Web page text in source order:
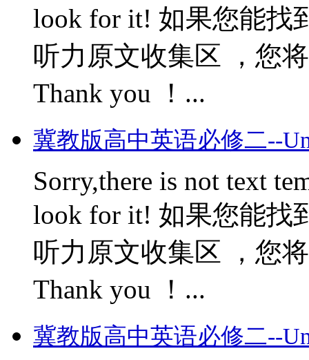
look for it! 如果您能找
听力原文收集区 ，您
Thank you ！...
冀教版高中英语必修二--
Sorry,there is not text
look for it! 如果您能找
听力原文收集区 ，您
Thank you ！...
冀教版高中英语必修二--